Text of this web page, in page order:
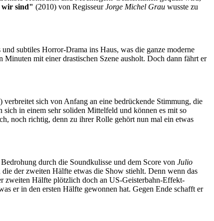
sind" (2010) von RegisseurJorge Michel Grau wusste zu
und subtiles Horror-Drama ins Haus, was die ganze moderne
Minuten mit einer drastischen Szene ausholt. Doch dann fährt er
) verbreitet sich von Anfang an eine bedrückende Stimmung, die
in einem sehr soliden Mittelfeld und können es mit so
noch richtig, denn zu ihrer Rolle gehört nun mal ein etwas
durch die Soundkulisse und dem Score von Julio
der zweiten Hälfte etwas die Show stiehlt. Denn wenn das
zweiten Hälfte plötzlich doch an US-Geisterbahn-Effekt-
er in den ersten Hälfte gewonnen hat. Gegen Ende schafft er